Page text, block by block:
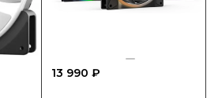
13 990 ₽